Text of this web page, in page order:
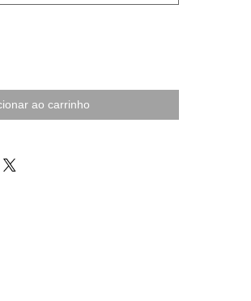
ao carrinho